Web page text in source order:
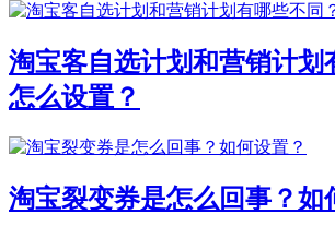
淘宝客自选计划和营销计划
怎么设置？
淘宝裂变券是怎么回事？如